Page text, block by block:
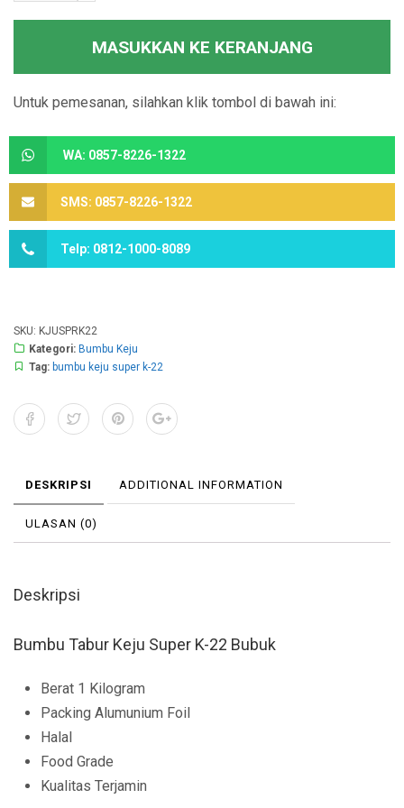
MASUKKAN KE KERANJANG
Untuk pemesanan, silahkan klik tombol di bawah ini:
WA: 0857-8226-1322
SMS: 0857-8226-1322
Telp: 0812-1000-8089
SKU: KJUSPRK22
Kategori: Bumbu Keju
Tag: bumbu keju super k-22
DESKRIPSI ADDITIONAL INFORMATION
ULASAN (0)
Deskripsi
Bumbu Tabur Keju Super K-22 Bubuk
Berat 1 Kilogram
Packing Alumunium Foil
Halal
Food Grade
Kualitas Terjamin